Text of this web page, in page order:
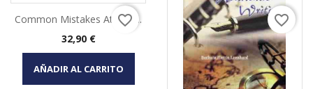
Common Mistakes At First...
Precio
32,90 €
AÑADIR AL CARRITO
favorite_border favorite_border